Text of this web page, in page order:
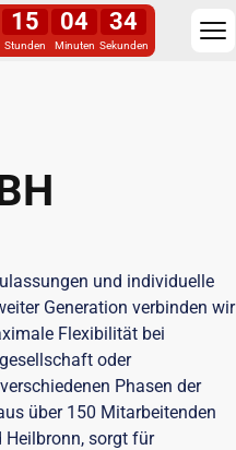
15
Stunden
04
Minuten
34
Sekunden
und individuelle
Generation verbinden wir
Flexibilität bei
oder
Phasen der
über 150 Mitarbeitenden
Heilbronn, sorgt für